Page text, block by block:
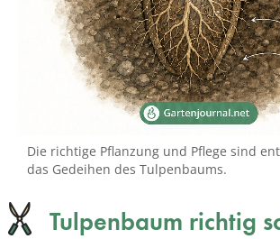
Die richtige Pflanzung und Pflege sind
das Gedeihen des Tulpenbaums.
Tulpenbaum richtig